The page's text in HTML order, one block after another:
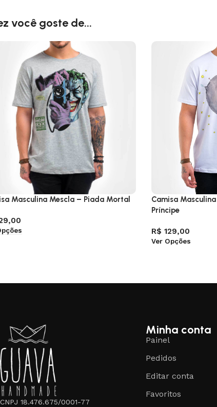
você goste de...
Masculina Mescla – Piada Mortal
Camisa
Príncipe
R$ 129,00
Ver Opções
CNPJ 18.476.675/0001-77
Minha conta
Painel
Pedidos
Editar conta
Favoritos